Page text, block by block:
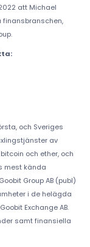
att Michael
finansbranschen,
och Sveriges
av
och ether, och
mest kända
Group AB (publ)
i de helägda
Exchange AB.
samt finansiella